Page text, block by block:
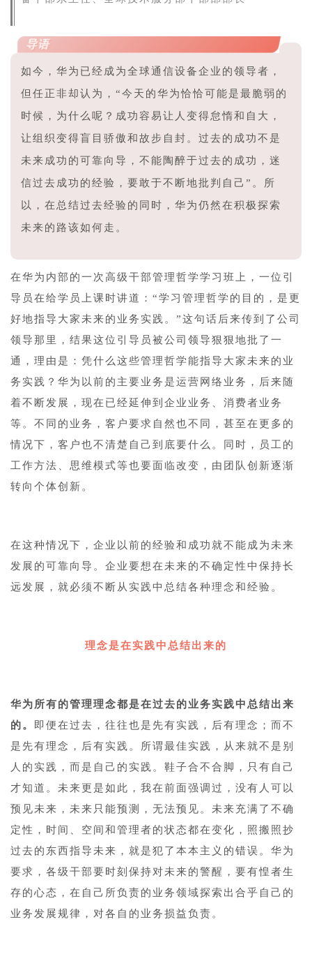
导语
如今，华为已经成为全球通信设备企业的领导者，
但任正非却认为，“今天的华为恰恰可能是最脆弱的
时候，为什么呢？成功容易让人变得怠惰和自大，
让组织变得盲目骄傲和故步自封。过去的成功不是
未来成功的可靠向导，不能陶醉于过去的成功，迷
信过去成功的经验，要敢于不断地批判自己”。所
以，在总结过去经验的同时，华为仍然在积极探索
未来的路该如何走。
在华为内部的一次高级干部管理哲学学习班上，一位引
导员在给学员上课时讲道：“学习管理哲学的目的，是更
好地指导大家未来的业务实践。”这句话后来传到了公司
领导那里，结果这位引导员被公司领导狠狠地批了一
通，理由是：凭什么这些管理哲学能指导大家未来的业
务实践？华为以前的主要业务是运营网络业务，后来随
着不断发展，现在已经延伸到企业业务、消费者业务
等。不同的业务，客户要求自然也不同，甚至在更多的
情况下，客户也不清楚自己到底要什么。同时，员工的
工作方法、思维模式等也要面临改变，由团队创新逐渐
转向个体创新。
在这种情况下，企业以前的经验和成功就不能成为未来
发展的可靠向导。企业要想在未来的不确定性中保持长
远发展，就必须不断从实践中总结各种理念和经验。
理念是在实践中总结出来的
华为所有的管理理念都是在过去的业务实践中总结出来
的。 即便在过去，往往也是先有实践，后有理念；而不
是先有理念，后有实践。所谓最佳实践，从来就不是别
人的实践，而是自己的实践。鞋子合不合脚，只有自己
才知道。未来更是如此，我在前面强调过，没有人可以
预见未来，未来只能预测，无法预见。未来充满了不确
定性，时间、空间和管理者的状态都在变化，照搬照抄
过去的东西指导未来，就是犯了本本主义的错误。华为
要求，各级干部要时刻保持对未来的警醒，要有惶者生
存的心态，在自己所负责的业务领域探索出合乎自己的
业务发展规律，对各自的业务损益负责。